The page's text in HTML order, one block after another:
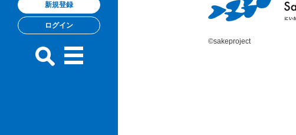
新規登録
ログイン
©sakeproject